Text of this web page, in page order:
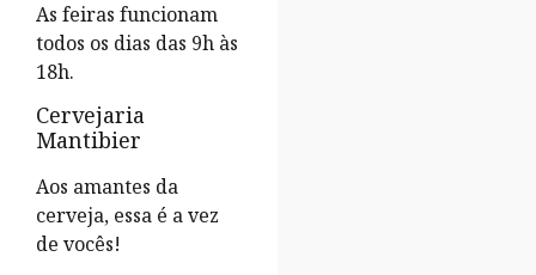
As feiras funcionam
todos os dias das 9h às
18h.
Cervejaria
Mantibier
Aos amantes da
cerveja, essa é a vez
de vocês!